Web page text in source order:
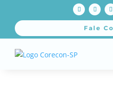
Fale